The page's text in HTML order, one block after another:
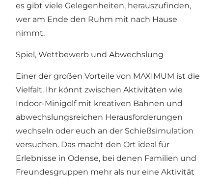
es gibt viele Gelegenheiten, herauszufinden,
wer am Ende den Ruhm mit nach Hause
nimmt.
Spiel, Wettbewerb und Abwechslung
Einer der großen Vorteile von MAXIMUM ist die
Vielfalt. Ihr könnt zwischen Aktivitäten wie
Indoor-Minigolf mit kreativen Bahnen und
abwechslungsreichen Herausforderungen
wechseln oder euch an der Schießsimulation
versuchen. Das macht den Ort ideal für
Erlebnisse in Odense, bei denen Familien und
Freundesgruppen mehr als nur eine Aktivität